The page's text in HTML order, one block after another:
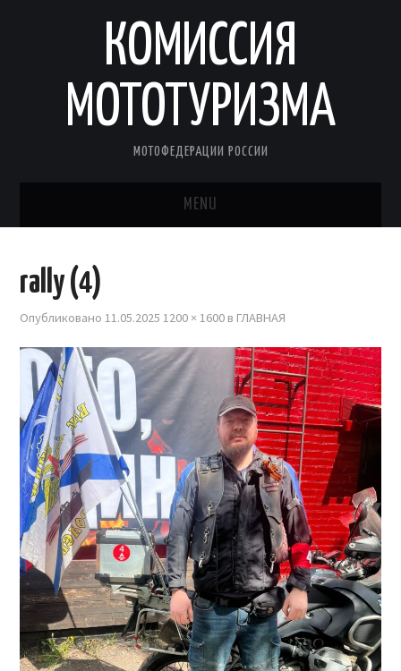
КОМИССИЯ
МОТОТУРИЗМА
МОТОФЕДЕРАЦИИ РОССИИ
MENU
МОТОРАЛЛИ КСМ
МАРШРУТЫ КСМ
СОРЕВНОВАНИЯ
КОМАНДА
ИСТОРИЯ
КОНТАКТ
rally (4)
Опубликовано11.05.2025 1200 × 1600 в ГЛАВНАЯ